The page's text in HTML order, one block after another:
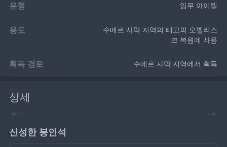
유형 임무 아이템
용도
수메르 사막 지역의 태고의 오벨리스
크 복원에 사용
획득 경로 수메르 사막 지역에서 획득
상세
신성한 봉인석